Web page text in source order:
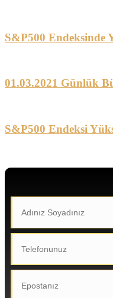
S&P500 Endeksinde
01.03.2021 Günlük
S&P500 Endeksi